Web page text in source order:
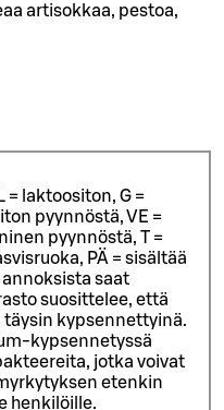
artisokkaa, pestoa,
= laktoositon, G =
pyynnöstä, VE =
pyynnöstä, T =
PÄ = sisältää
saat
suosittelee, että
täysin kypsennettyinä.
kypsennetyssä
jotka voivat
etenkin
henkilöille.